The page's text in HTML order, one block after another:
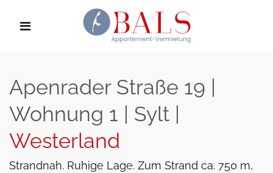
Apenrader Straße 19 |
Wohnung 1 | Sylt |
Westerland
Strandnah. Ruhige Lage. Zum Strand ca. 750 m,